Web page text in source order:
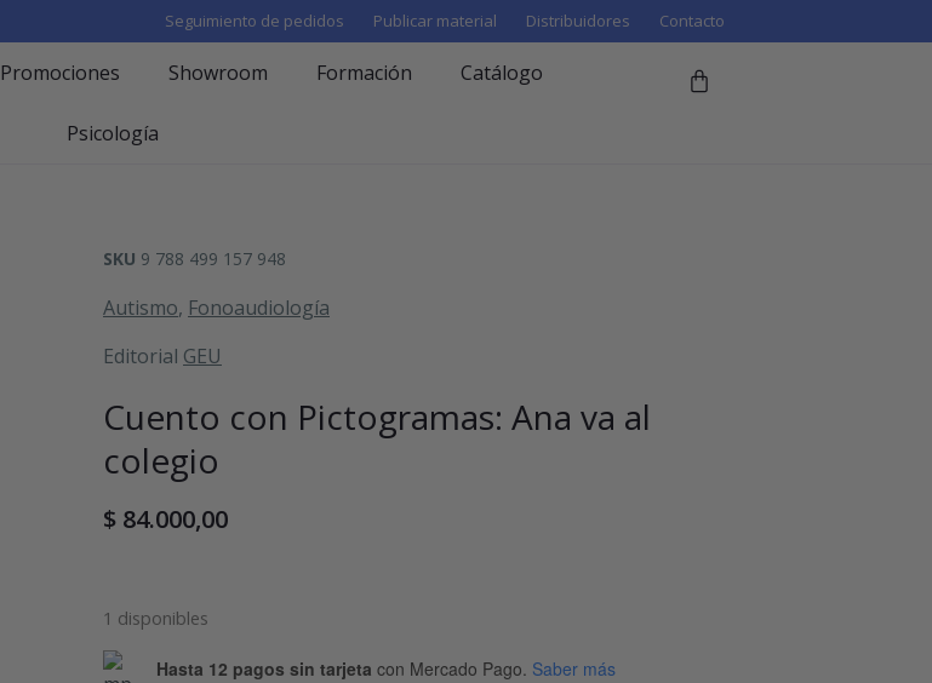
Seguimiento de pedidos Publicar material Distribuidores Contacto
Promociones Showroom Formación Catálogo
Psicología
SKU 9 788 499 157 948
Autismo, Fonoaudiología
Editorial GEU
Cuento con Pictogramas: Ana va al
colegio
$ 84.000,00
1 disponibles
Hasta 12 pagos sin tarjeta con Mercado Pago. Saber más